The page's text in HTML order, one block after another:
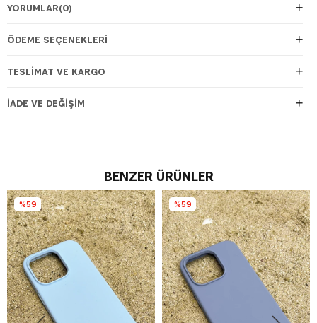
YORUMLAR(0)
ÖDEME SEÇENEKLERI
TESLIMAT VE KARGO
İADE VE DEĞIŞIM
BENZER ÜRÜNLER
%59 %59